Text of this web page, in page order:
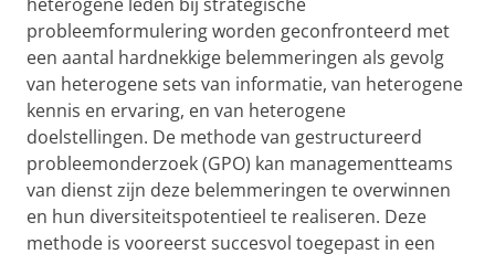
probleemformulering worden geconfronteerd met
een aantal hardnekkige belemmeringen als gevolg
van heterogene sets van informatie, van heterogene
kennis en ervaring, en van heterogene
doelstellingen. De methode van gestructureerd
probleemonderzoek (GPO) kan managementteams
van dienst zijn deze belemmeringen te overwinnen
en hun diversiteitspotentieel te realiseren. Deze
methode is vooreerst succesvol toegepast in een